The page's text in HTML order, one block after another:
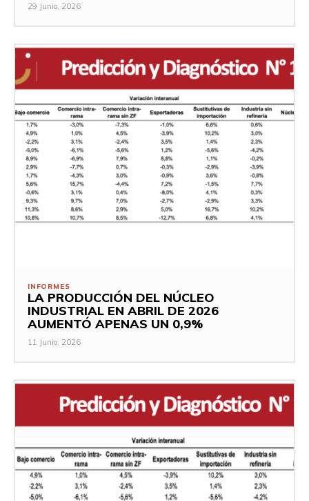
29 Junio, 2026
INFORMES
LA PRODUCCIÓN DEL NÚCLEO
INDUSTRIAL EN ABRIL DE 2026
AUMENTÓ APENAS UN 0,9%
11 Junio, 2026